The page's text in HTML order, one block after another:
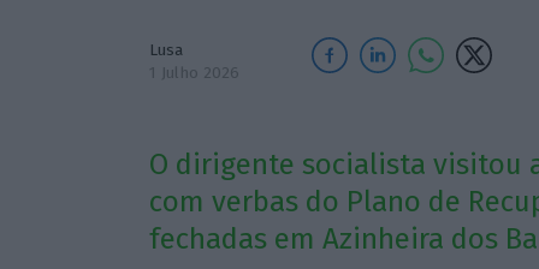
Lusa
1 Julho 2026
O dirigente socialista visitou
com verbas do Plano de
fechadas em Azinheira dos